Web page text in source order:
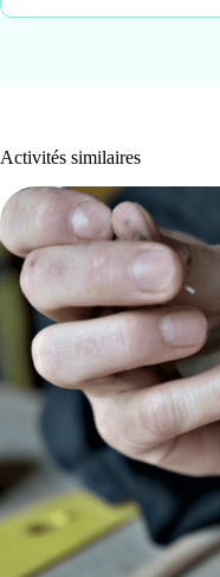
Activités similaires